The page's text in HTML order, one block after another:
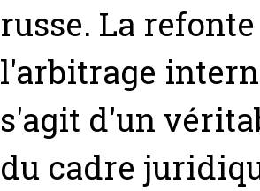
russe. La
l'arbitrage
s'agit d'un
du cadre